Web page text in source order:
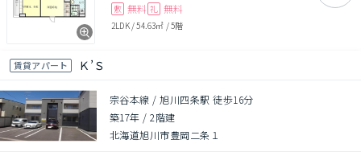
敷 無料 礼 無料
2LDK/54.63㎡ /5階
賃貸アパート Ｋ’Ｓ
宗谷本線 / 旭川四条駅 徒歩16分
築17年 /2階建
北海道旭川市豊岡二条１